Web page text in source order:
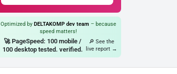
Optimized by DELTAKOMP dev team – because
speed matters!
🚀 PageSpeed: 100 mobile /
100 desktop tested. verified.
🔎 See the
live report →